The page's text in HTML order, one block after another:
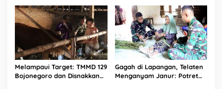
Melampaui Target: TMMD 129
Bojonegoro dan Disnakkan
Gagah di Lapangan, Telaten
Menganyam Janur: Potret